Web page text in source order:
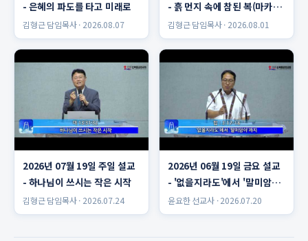
- 은혜의 파도를 타고 미래로
김형근 담임목사 · 2026.08.07
- 흙 먼지 속에 참된 복(마카리
오스)
김형근 담임목사 · 2026.08.01
2026년 07월 19일 주일 설교
- 하나님이 쓰시는 작은 시작
김형근 담임목사 · 2026.07.24
2026년 06월 19일 금요 설교
- '없을지라도'에서 '말미암
아'까지 윤요한 선교사
윤요한 선교사 · 2026.07.20